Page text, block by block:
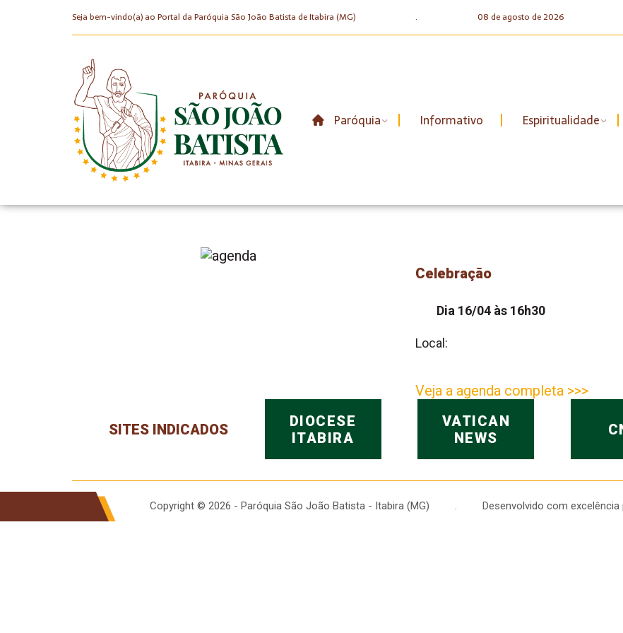
Seja bem-vindo(a) ao Portal da Paróquia São João Batista de Itabira (MG) . 08 de agosto de 2026
Paróquia Informativo Espiritualidade
Celebração
Dia 16/04 às 16h30
Local:
Veja a agenda completa >>>
SITES INDICADOS
DIOCESE
ITABIRA
VATICAN
NEWS
Copyright © 2026 - Paróquia São João Batista - Itabira (MG) . Desenvolvido com excelência